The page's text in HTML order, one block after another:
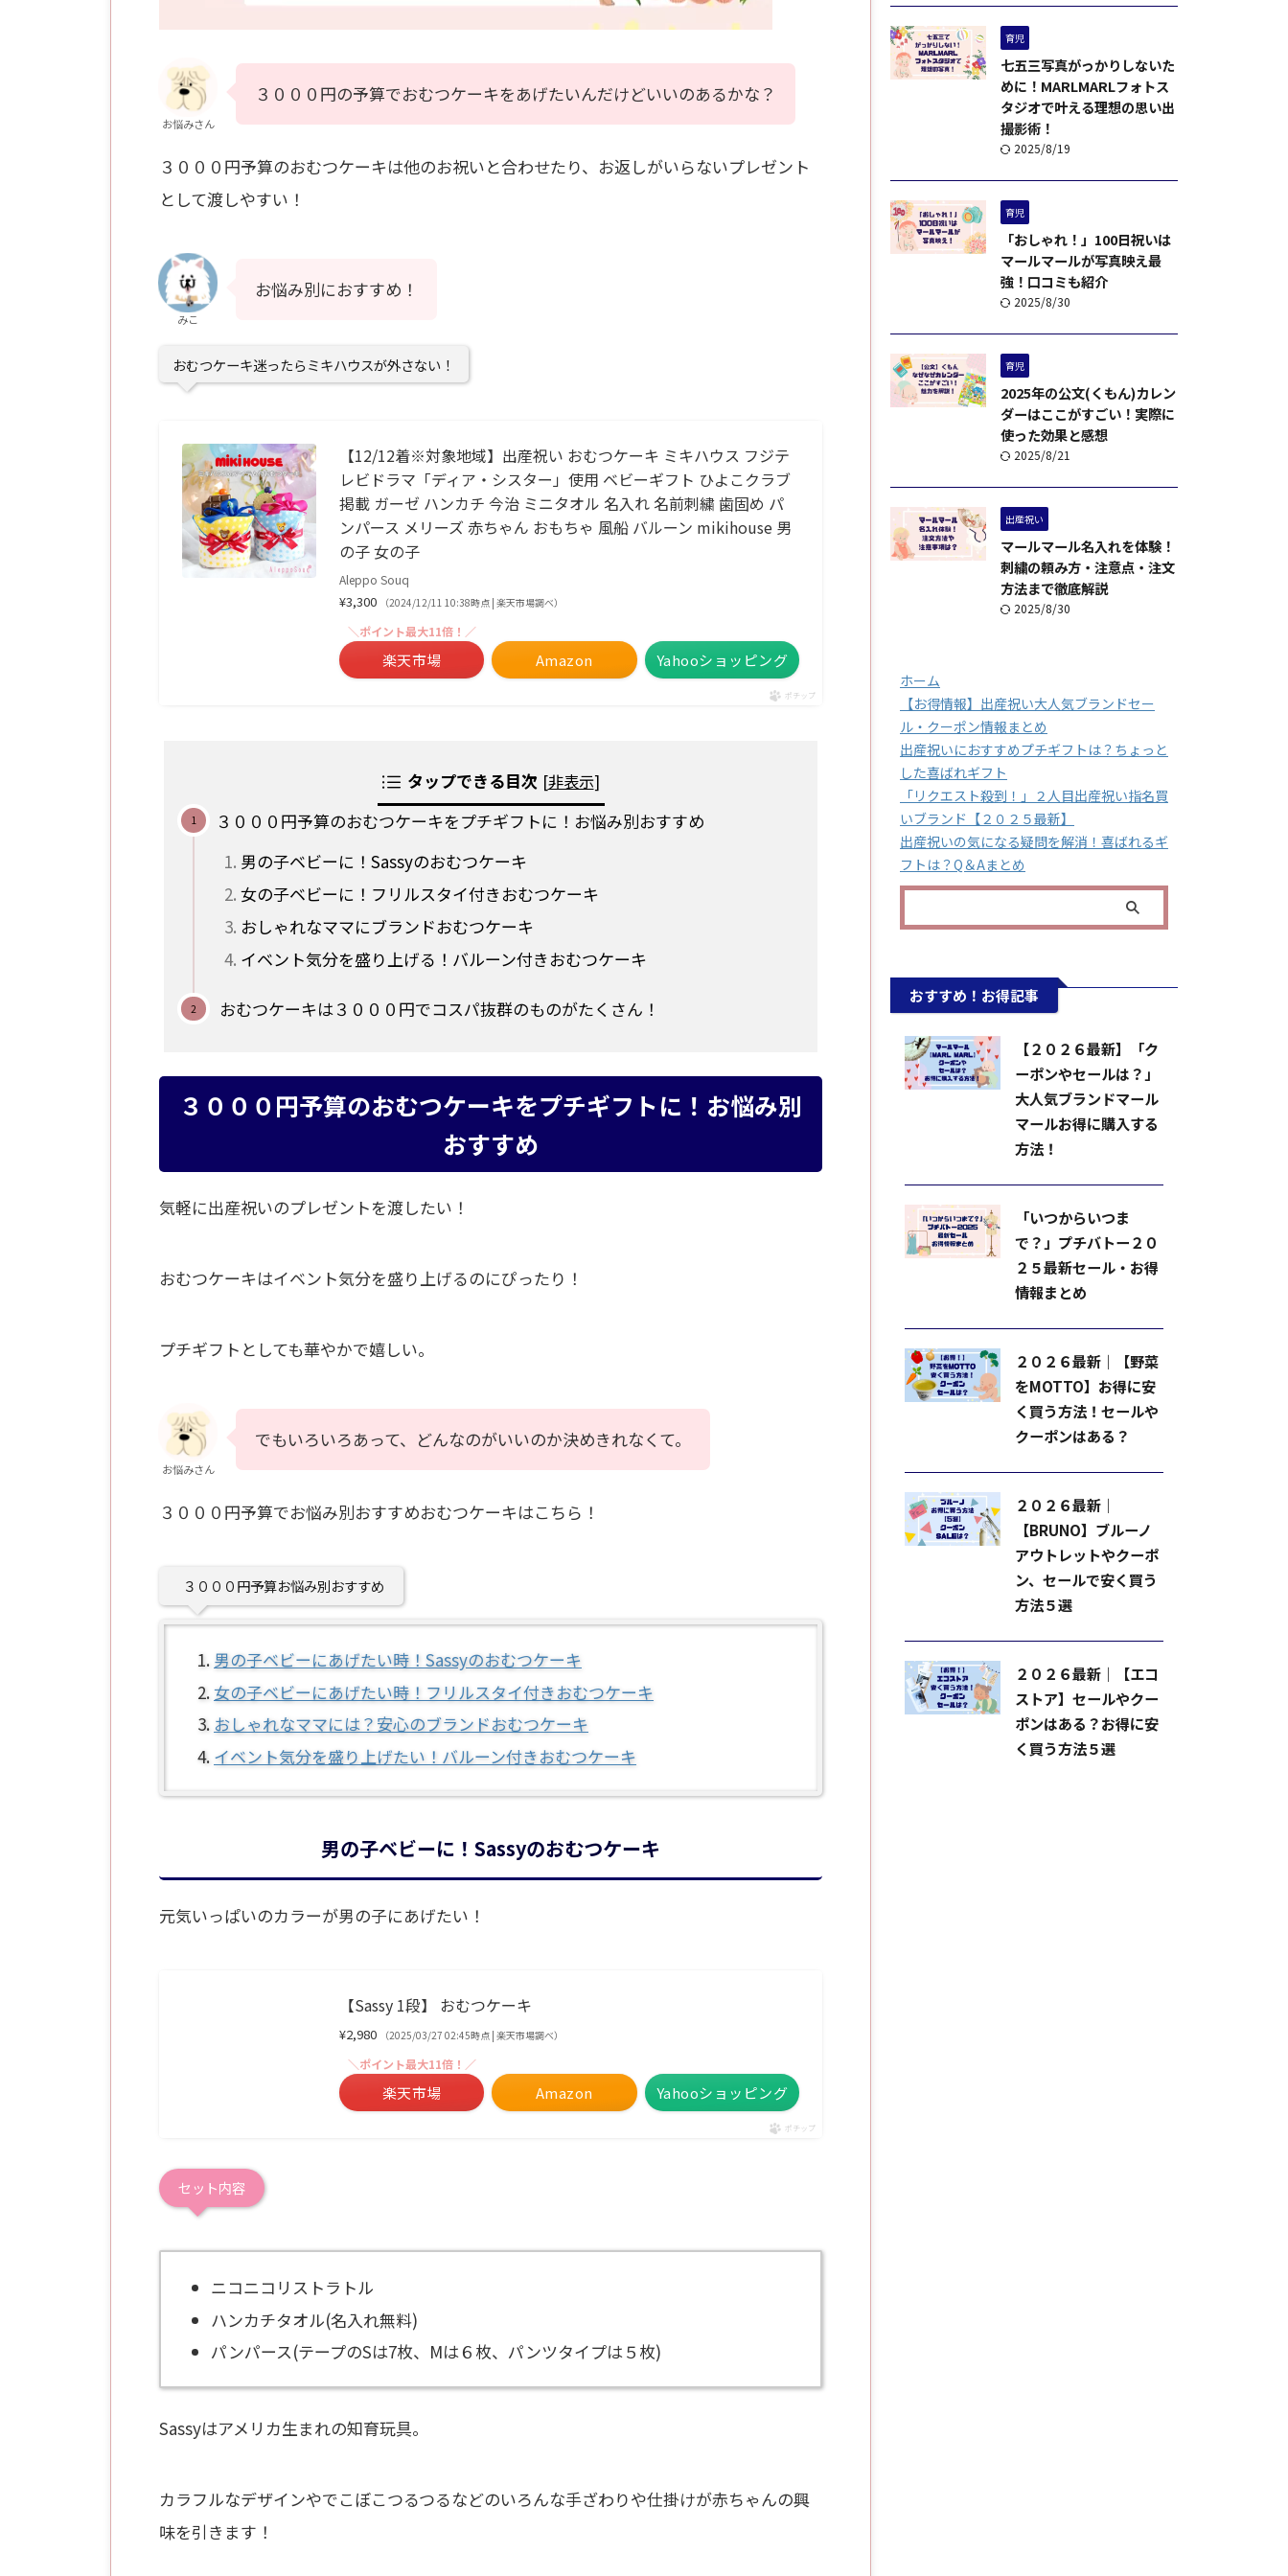
お悩みさん
３０００円の予算でおむつケーキをあげたいんだけどいいのあるかな？
３０００円予算のおむつケーキは他のお祝いと合わせたり、お返しがいらないプレゼント
として渡しやすい！
みこ
お悩み別におすすめ！
おむつケーキ迷ったらミキハウスが外さない！
【12/12着※対象地域】出産祝い おむつケーキ ミキハウス フジテ
レビドラマ「ディア・シスター」使用 ベビーギフト ひよこクラブ
掲載 ガーゼ ハンカチ 今治 ミニタオル 名入れ 名前刺繍 歯固め パ
ンパース メリーズ 赤ちゃん おもちゃ 風船 バルーン mikihouse 男
の子 女の子
Aleppo Souq
¥3,300 （2024/12/11 10:38時点 | 楽天市場調べ）
Amazon
＼ポイント最大11倍！／
楽天市場 Yahooショッピング
ポチップ
タップできる目次 [非表示]
３０００円予算のおむつケーキをプチギフトに！お悩み別おすすめ
男の子ベビーに！Sassyのおむつケーキ
女の子ベビーに！フリルスタイ付きおむつケーキ
おしゃれなママにブランドおむつケーキ
イベント気分を盛り上げる！バルーン付きおむつケーキ
おむつケーキは３０００円でコスパ抜群のものがたくさん！
３０００円予算のおむつケーキをプチギフトに！お悩み別
おすすめ
気軽に出産祝いのプレゼントを渡したい！
おむつケーキはイベント気分を盛り上げるのにぴったり！
プチギフトとしても華やかで嬉しい。
お悩みさん
でもいろいろあって、どんなのがいいのか決めきれなくて。
３０００円予算でお悩み別おすすめおむつケーキはこちら！
３０００円予算お悩み別おすすめ
男の子ベビーにあげたい時！Sassyのおむつケーキ
女の子ベビーにあげたい時！フリルスタイ付きおむつケーキ
おしゃれなママには？安心のブランドおむつケーキ
イベント気分を盛り上げたい！バルーン付きおむつケーキ
男の子ベビーに！Sassyのおむつケーキ
元気いっぱいのカラーが男の子にあげたい！
【Sassy 1段】 おむつケーキ
¥2,980 （2025/03/27 02:45時点 | 楽天市場調べ）
Amazon
＼ポイント最大11倍！／
楽天市場 Yahooショッピング
ポチップ
セット内容
ニコニコリストラトル
ハンカチタオル(名入れ無料)
パンパース(テープのSは7枚、Mは６枚、パンツタイプは５枚)
Sassyはアメリカ生まれの知育玩具。
カラフルなデザインやでこぼこつるつるなどのいろんな手ざわりや仕掛けが赤ちゃんの興
味を引きます！
育児
七五三写真がっかりしないた
めに！MARLMARLフォトス
タジオで叶える理想の思い出
撮影術！
2025/8/19
育児
「おしゃれ！」100日祝いは
マールマールが写真映え最
強！口コミも紹介
2025/8/30
育児
2025年の公文(くもん)カレン
ダーはここがすごい！実際に
使った効果と感想
2025/8/21
出産祝い
マールマール名入れを体験！
刺繍の頼み方・注意点・注文
方法まで徹底解説
2025/8/30
ホーム
【お得情報】出産祝い大人気ブランドセー
ル・クーポン情報まとめ
出産祝いにおすすめプチギフトは？ちょっと
した喜ばれギフト
「リクエスト殺到！」２人目出産祝い指名買
いブランド【２０２５最新】
出産祝いの気になる疑問を解消！喜ばれるギ
フトは？Q＆Aまとめ
おすすめ！お得記事
【２０２６最新】「ク
ーポンやセールは？」
大人気ブランドマール
マールお得に購入する
方法！
「いつからいつま
で？」プチバトー２０
２５最新セール・お得
情報まとめ
２０２６最新｜【野菜
をMOTTO】お得に安
く買う方法！セールや
クーポンはある？
２０２６最新｜
【BRUNO】ブルーノ
アウトレットやクーポ
ン、セールで安く買う
方法５選
２０２６最新｜【エコ
ストア】セールやクー
ポンはある？お得に安
く買う方法５選